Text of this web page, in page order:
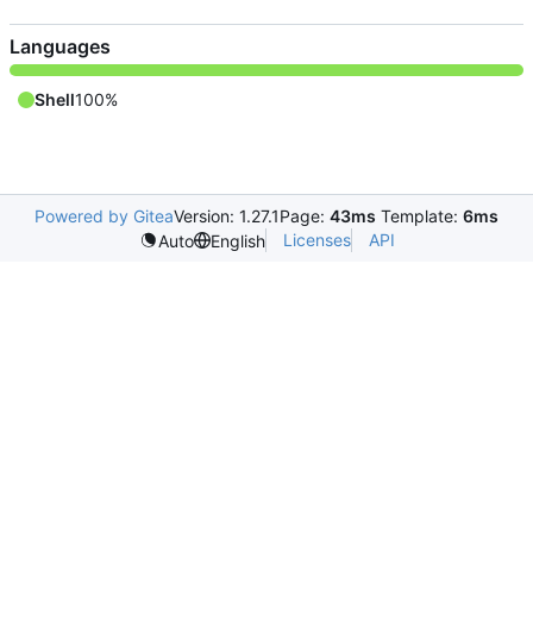
Languages
Shell100%
Powered by GiteaVersion: 1.27.1Page: 43ms Template: 6ms
Auto
English Licenses API